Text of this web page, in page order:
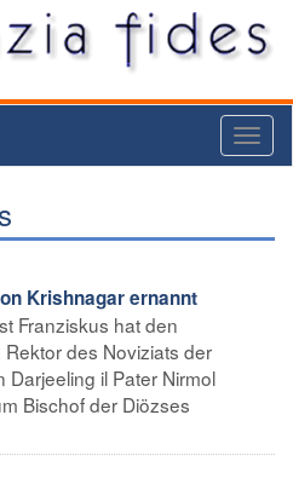
Krishnagar ernannt
Franziskus hat den
des Noviziats der
il Pater Nirmol
Bischof der Diözses